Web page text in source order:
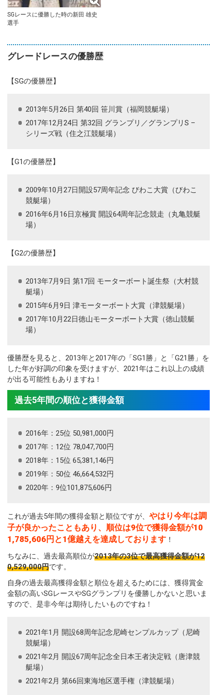
SGレースに優勝した時の新田 雄史
選手
グレードレースの優勝歴
【SGの優勝歴】
2013年5月26日 第40回 笹川賞（福岡競艇場）
2017年12月24日 第32回 グランプリ／グランプリS –
シリーズ戦（住之江競艇場）
【G1の優勝歴】
2009年10月27日開設57周年記念 びわこ大賞（びわこ
競艇場）
2016年6月16日京極賞 開設64周年記念競走（丸亀競艇
場）
【G2の優勝歴】
2013年7月9日 第17回 モーターボート誕生祭（大村競
艇場）
2015年6月9日 津モーターボート大賞（津競艇場）
2017年10月22日徳山モーターボート大賞（徳山競艇
場）
優勝歴を見ると、2013年と2017年の「SG1勝」と「G21勝」を
した年が好調の印象を受けますが、2021年はこれ以上の成績
が出る可能性もありますね！
過去5年間の順位と獲得金額
2016年：25位 50,981,000円
2017年：12位 78,047,700円
2018年：15位 65,381,146円
2019年：50位 46,664,532円
2020年：9位101,875,606円
これが過去5年間の獲得金額と順位ですが、 やはり今年は調
子が良かったこともあり、順位は9位で獲得金額が10
1,785,606円と1億越えを達成しております ！
ちなみに、過去最高順位が2013年の3位で最高獲得金額が12
0,529,000円です。
自身の過去最高獲得金額と順位を超えるためには、獲得賞金
金額の高いSGレースやSGグランプリを優勝しかないと思いま
すので、是非今年は期待したいものですね！
2021年1月 開設68周年記念尼崎センプルカップ（尼崎
競艇場）
2021年2月 開設67周年記念全日本王者決定戦（唐津競
艇場）
2021年2月 第66回東海地区選手権（津競艇場）